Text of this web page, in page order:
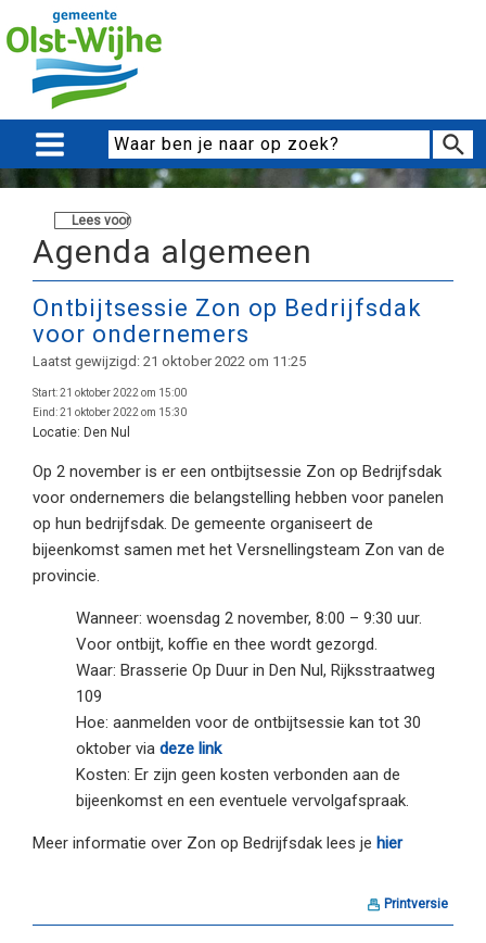
Lees voor
Agenda algemeen
Ontbijtsessie Zon op Bedrijfsdak
voor ondernemers
Laatst gewijzigd: 21 oktober 2022 om 11:25
Start:21 oktober 2022 om 15:00
Eind:21 oktober 2022 om 15:30
Locatie: Den Nul
Op 2 november is er een ontbijtsessie Zon op Bedrijfsdak
voor ondernemers die belangstelling hebben voor panelen
op hun bedrijfsdak. De gemeente organiseert de
bijeenkomst samen met het Versnellingsteam Zon van de
provincie.
Wanneer: woensdag 2 november, 8:00 – 9:30 uur.
Voor ontbijt, koffie en thee wordt gezorgd.
Waar: Brasserie Op Duur in Den Nul, Rijksstraatweg
109
Hoe: aanmelden voor de ontbijtsessie kan tot 30
oktober via deze link
Kosten: Er zijn geen kosten verbonden aan de
bijeenkomst en een eventuele vervolgafspraak.
Meer informatie over Zon op Bedrijfsdak lees je hier
Printversie